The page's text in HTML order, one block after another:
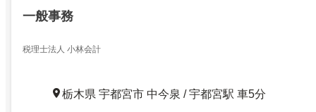
一般事務
税理士法人 小林会計
栃木県 宇都宮市 中今泉 / 宇都宮駅 車5分